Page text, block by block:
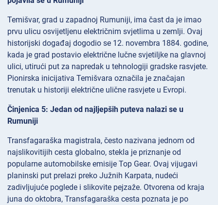
Temišvar, grad u zapadnoj Rumuniji, ima čast da je imao
prvu ulicu osvijetljenu električnim svjetlima u zemlji. Ovaj
historijski događaj dogodio se 12. novembra 1884. godine,
kada je grad postavio električne lučne svjetiljke na glavnoj
ulici, utirući put za napredak u tehnologiji gradske rasvjete.
Pionirska inicijativa Temišvara označila je značajan
trenutak u historiji električne ulične rasvjete u Evropi.
Činjenica 5: Jedan od najljepših puteva nalazi se u
Rumuniji
Transfagaraška magistrala, često nazivana jednom od
najslikovitijih cesta globalno, stekla je priznanje od
popularne automobilske emisije Top Gear. Ovaj vijugavi
planinski put prelazi preko Južnih Karpata, nudeći
zadivljujuće poglede i slikovite pejzaže. Otvorena od kraja
juna do oktobra, Transfagaraška cesta poznata je po